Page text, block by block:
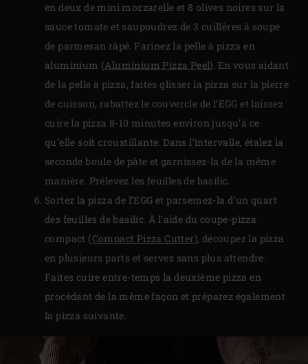
en deux de mini mozzarelle et 8 olives noires sur la
sauce tomate et saupoudrez de 3 cuillères à soupe
de parmesan râpé. Farinez la pelle à pizza en
aluminium (Aluminium Pizza Peel). En vous aidant
de la pelle à pizza, faites glisser la pizza sur la pierre
de cuisson, rabattez le couvercle de l’EGG et laissez
cuire la pizza 8-10 minutes environ jusqu’à ce
qu’elle soit croustillante. Dans l’intervalle, étalez la
seconde boule de pâte et garnissez-la de la même
manière. Prélevez les feuilles de basilic.
Sortez la pizza de l’EGG et parsemez-la d’un quart
des feuilles de basilic. À l’aide du coupe-pizza
compact (Compact Pizza Cutter), découpez la pizza
en plusieurs parts et servez sans plus attendre.
Faites cuire entre-temps la deuxième pizza en
procédant de la même façon et préparez également
la pizza suivante.